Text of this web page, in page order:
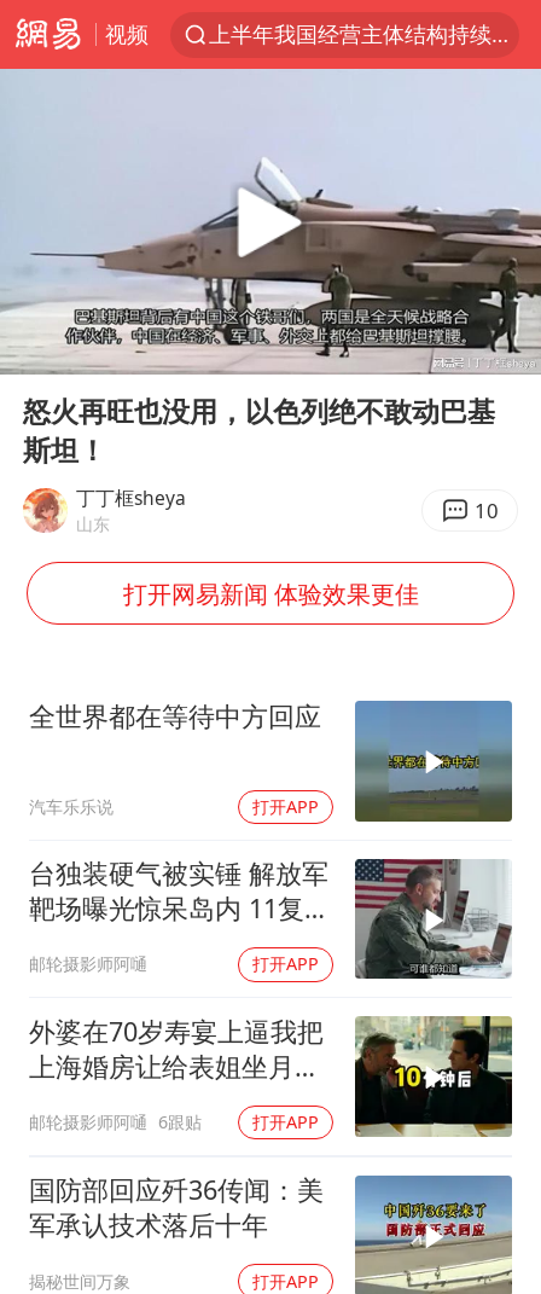
视频
上半年我国经营主体结构持续优化
杭州机场已取消航班388架次
白海豚北上或致京津冀暴雨
广西公开征集涉黑涉恶犯罪线索
看完所有石窟需2000元？景区回应
上海中心千吨“镇楼神器”摆动明显
新疆一婚礼线上邀请引热议
构建更高水平的全民健身公共服务体系
韩军前线部队连曝丑闻
曹颖儿子首次演长剧
以军士兵把枪口对准中国记者
奋力开创中国式现代化建设新局面
Play
00:00 05:42
怒火再旺也没用，以色列绝不敢动巴基
斯坦！
丁丁框sheya
山东 10
打开网易新闻 体验效果更佳
全世界都在等待中方回应
汽车乐乐说 打开APP
台独装硬气被实锤 解放军
靶场曝光惊呆岛内 11复刻
台北城反登陆演练全公开
邮轮摄影师阿嗵 打开APP
外婆在70岁寿宴上逼我把
上海婚房让给表姐坐月
子，我说行转问舅舅
邮轮摄影师阿嗵 6跟贴 打开APP
国防部回应歼36传闻：美
军承认技术落后十年
揭秘世间万象 打开APP